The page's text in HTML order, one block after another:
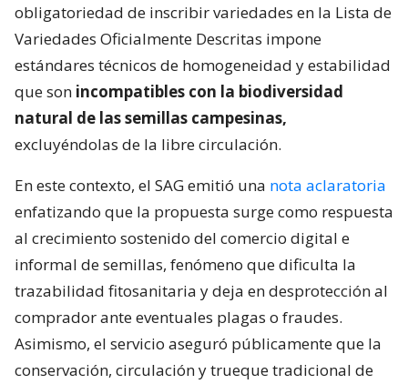
obligatoriedad de inscribir variedades en la Lista de
Variedades Oficialmente Descritas impone
estándares técnicos de homogeneidad y estabilidad
que son incompatibles con la biodiversidad
natural de las semillas campesinas,
excluyéndolas de la libre circulación.
En este contexto, el SAG emitió una nota aclaratoria
enfatizando que la propuesta surge como respuesta
al crecimiento sostenido del comercio digital e
informal de semillas, fenómeno que dificulta la
trazabilidad fitosanitaria y deja en desprotección al
comprador ante eventuales plagas o fraudes.
Asimismo, el servicio aseguró públicamente que la
conservación, circulación y trueque tradicional de